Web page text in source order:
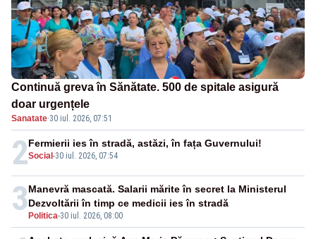
Continuă greva în Sănătate. 500 de spitale asigură
doar urgențele
Sanatate·30 iul. 2026, 07:51
2Social -30 iul. 2026, 07:54
Fermierii ies în stradă, astăzi, în fața Guvernului!
3 Politica-30 iul. 2026, 08:00
Manevră mascată. Salarii mărite în secret la Ministerul
Dezvoltării în timp ce medicii ies în stradă